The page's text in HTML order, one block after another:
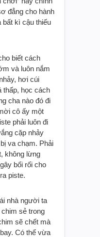
đẳng cho hành
bất kì cậu thiếu
biết cách
và luôn nắm
hơi cúi
thấp, học cách
cha nào đó đi
cô ấy một
phải luôn đi
cặp nhảy
va chạm. Phải
không lừng
bối rối cho
piste.
nhà người ta
sẻ trong
sẽ chết mà
Có thể vừa